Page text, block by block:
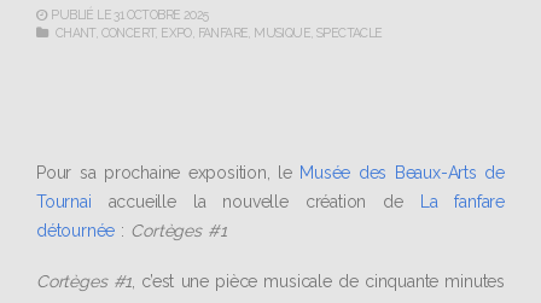
PUBLIÉ LE 31 OCTOBRE 2025
CHANT, CONCERT, EXPO, FANFARE MUSIQUE SPECTACLE
Pour sa prochaine exposition, le Musée des Beaux-Arts de
Tournai accueille la nouvelle création de
La fanfare
détournée : Cortèges #1
Cortèges #1 , c’est une pièce musicale de cinquante minutes